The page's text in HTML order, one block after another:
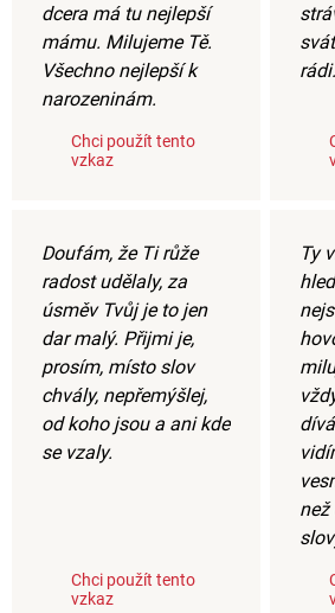
dcera má tu nejlepší
mámu. Milujeme Tě.
Všechno nejlepší k
narozeninám.
Chci použít tento
vzkaz
rádi.
Doufám, že Ti růže
radost udělaly, za
úsměv Tvůj je to jen
dar malý. Přijmi je,
prosím, místo slov
chvály, nepřemýšlej,
od koho jsou a ani kde
se vzaly.
Chci použít tento
vzkaz
Ty